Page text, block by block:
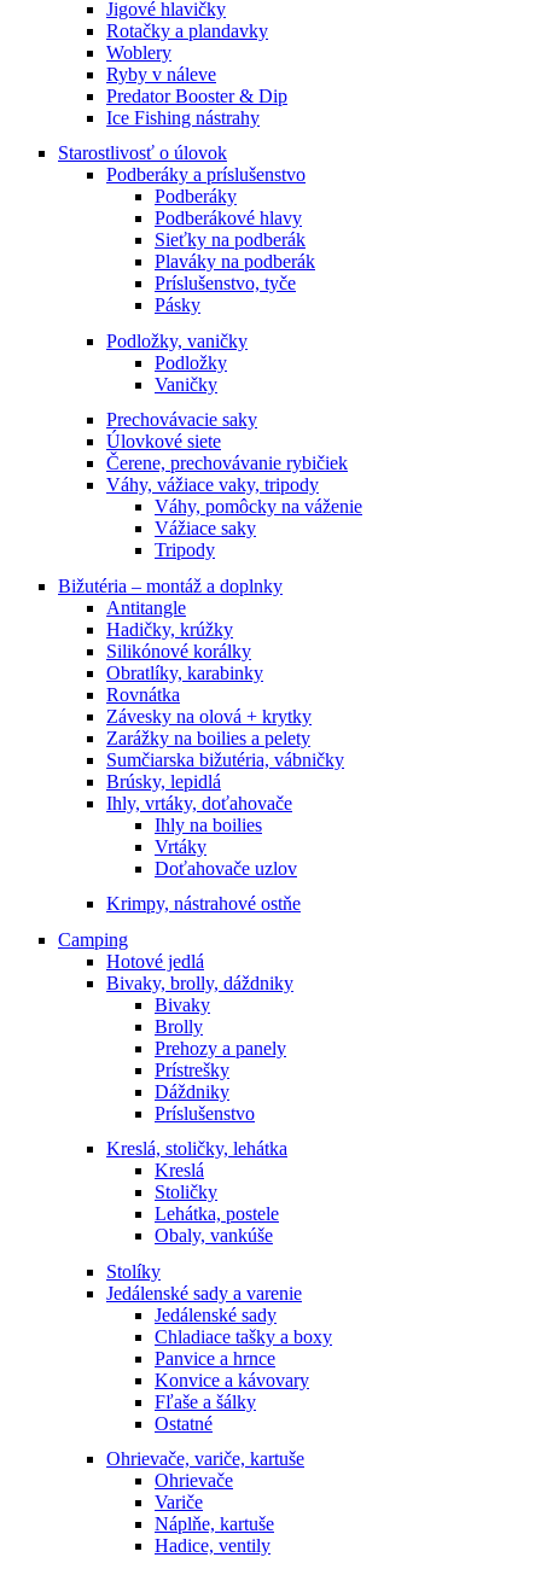
Jigové hlavičky
Rotačky a plandavky
Woblery
Ryby v náleve
Predator Booster & Dip
Ice Fishing nástrahy
Starostlivosť o úlovok
Podberáky a príslušenstvo
Podberáky
Podberákové hlavy
Sieťky na podberák
Plaváky na podberák
Príslušenstvo, tyče
Pásky
Podložky, vaničky
Podložky
Vaničky
Prechovávacie saky
Úlovkové siete
Čerene, prechovávanie rybičiek
Váhy, vážiace vaky, tripody
Váhy, pomôcky na váženie
Vážiace saky
Tripody
Bižutéria – montáž a doplnky
Antitangle
Hadičky, krúžky
Silikónové korálky
Obratlíky, karabinky
Rovnátka
Závesky na olová + krytky
Zarážky na boilies a pelety
Sumčiarska bižutéria, vábničky
Brúsky, lepidlá
Ihly, vrtáky, doťahovače
Ihly na boilies
Vrtáky
Doťahovače uzlov
Krimpy, nástrahové ostňe
Camping
Hotové jedlá
Bivaky, brolly, dáždniky
Bivaky
Brolly
Prehozy a panely
Prístrešky
Dáždniky
Príslušenstvo
Kreslá, stoličky, lehátka
Kreslá
Stoličky
Lehátka, postele
Obaly, vankúše
Stolíky
Jedálenské sady a varenie
Jedálenské sady
Chladiace tašky a boxy
Panvice a hrnce
Konvice a kávovary
Fľaše a šálky
Ostatné
Ohrievače, variče, kartuše
Ohrievače
Variče
Náplňe, kartuše
Hadice, ventily